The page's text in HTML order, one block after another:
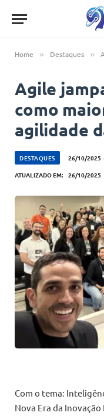
Home » Destaques »
Agile
como
agilidade
DESTAQUES 26/10/2025
ATUALIZADO EM: 26/10/2025
Com o tema:
Nova Era da